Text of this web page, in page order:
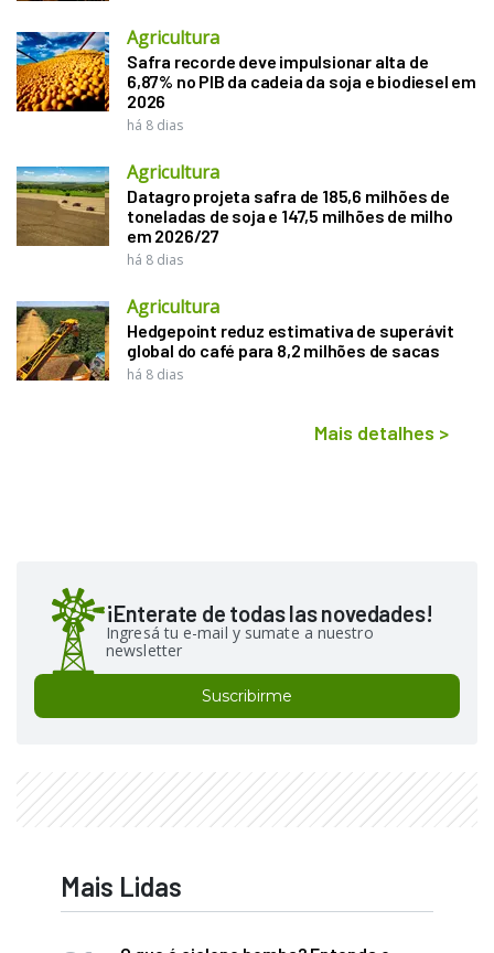
Agricultura
Safra recorde deve impulsionar alta de
6,87% no PIB da cadeia da soja e biodiesel em
2026
há 8 dias
Agricultura
Datagro projeta safra de 185,6 milhões de
toneladas de soja e 147,5 milhões de milho
em 2026/27
há 8 dias
Agricultura
Hedgepoint reduz estimativa de superávit
global do café para 8,2 milhões de sacas
há 8 dias
Mais detalhes >
¡Enterate de todas las novedades!
Ingresá tu e-mail y sumate a nuestro
newsletter
Suscribirme
Mais Lidas